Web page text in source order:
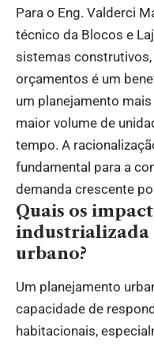
Para o Eng. Valderci
técnico da Blocos e
sistemas
orçamentos é um
um planejamento
maior volume de
tempo. A
fundamental para a
demanda crescente
Quais os
industrializada
urbano?
Um planejamento
capacidade de
habitacionais,